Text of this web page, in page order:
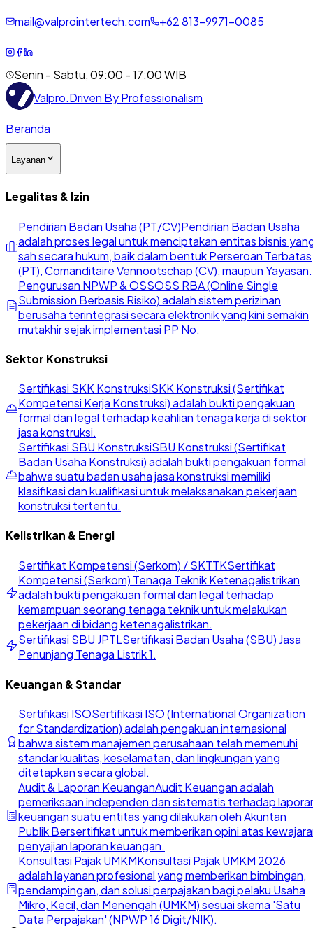
mail@valprointertech.com +62813-9971-0085
Senin - Sabtu, 09:00 - 17:00 WIB
Valpro.Driven By Professionalism
Beranda
Layanan
Legalitas & Izin
Pendirian Badan Usaha (PT/CV)Pendirian Badan Usaha
adalah proses legal untuk menciptakan entitas bisnis
sah secara hukum, baik dalam bentuk Perseroan Terbatas
(PT), Comanditaire Vennootschap (CV), maupun Yayasan.
Pengurusan NPWP & OSSOSS RBA (Online Single
Submission Berbasis Risiko) adalah sistem perizinan
berusaha terintegrasi secara elektronik yang kini semakin
mutakhir sejak implementasi PP No.
Sektor Konstruksi
Sertifikasi SKK KonstruksiSKK Konstruksi (Sertifikat
Kompetensi Kerja Konstruksi) adalah bukti pengakuan
formal dan legal terhadap keahlian tenaga kerja di sektor
jasa konstruksi.
Sertifikasi SBU KonstruksiSBU Konstruksi (Sertifikat
Badan Usaha Konstruksi) adalah bukti pengakuan formal
bahwa suatu badan usaha jasa konstruksi memiliki
klasifikasi dan kualifikasi untuk melaksanakan pekerjaan
konstruksi tertentu.
Kelistrikan & Energi
Sertifikat Kompetensi (Serkom) / SKTTKSertifikat
Kompetensi (Serkom) Tenaga Teknik Ketenagalistrikan
adalah bukti pengakuan formal dan legal terhadap
kemampuan seorang tenaga teknik untuk melakukan
pekerjaan di bidang ketenagalistrikan.
Sertifikasi SBU JPTLSertifikasi Badan Usaha (SBU) Jasa
Penunjang Tenaga Listrik 1.
Keuangan & Standar
Sertifikasi ISOSertifikasi ISO (International Organization
for Standardization) adalah pengakuan internasional
bahwa sistem manajemen perusahaan telah memenuhi
standar kualitas, keselamatan, dan lingkungan yang
ditetapkan secara global.
Audit & Laporan KeuanganAudit Keuangan adalah
pemeriksaan independen dan sistematis terhadap
keuangan suatu entitas yang dilakukan oleh Akuntan
Publik Bersertifikat untuk memberikan opini atas
penyajian laporan keuangan.
Konsultasi Pajak UMKMKonsultasi Pajak UMKM 2026
adalah layanan profesional yang memberikan bimbingan,
pendampingan, dan solusi perpajakan bagi pelaku Usaha
Mikro, Kecil, dan Menengah (UMKM) sesuai skema 'Satu
Data Perpajakan' (NPWP 16 Digit/NIK).